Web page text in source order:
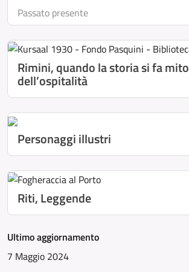
Passato presente
Rimini, quando la storia si fa mito
dell’ospitalità
Personaggi illustri
Riti, Leggende
Ultimo aggiornamento
7 Maggio 2024